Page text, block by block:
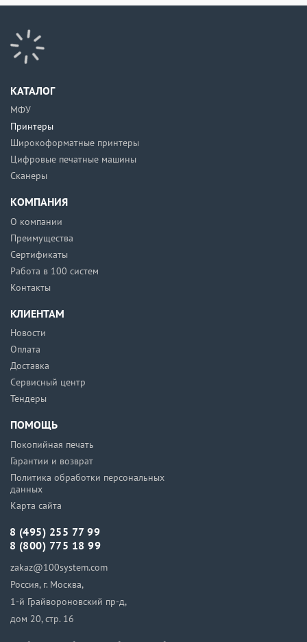
КАТАЛОГ
МФУ
Принтеры
Широкоформатные принтеры
Цифровые печатные машины
Сканеры
КОМПАНИЯ
О компании
Преимущества
Сертификаты
Работа в 100 систем
Контакты
КЛИЕНТАМ
Новости
Оплата
Доставка
Сервисный центр
Тендеры
ПОМОЩЬ
Покопийная печать
Гарантии и возврат
Политика обработки персональных
данных
Карта сайта
8 (495) 255 77 99
8 (800) 775 18 99
zakaz@100system.com
Россия, г. Москва,
1-й Грайвороновский пр-д,
дом 20, стр. 16